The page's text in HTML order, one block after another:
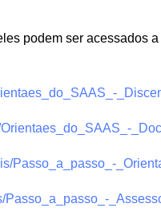
podem ser acessados
Passo_a_passo_-
Passo_a_passo_-